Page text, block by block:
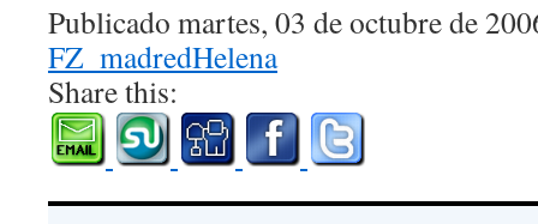
Publicado martes, 03 de octubre de
FZ_madredHelena
Share this: